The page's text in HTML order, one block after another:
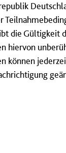
die Gültigkeit
hiervon
können